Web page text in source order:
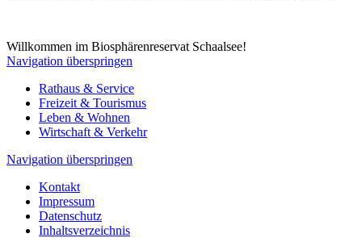
Willkommen im Biosphärenreservat Schaalsee!
Navigation überspringen
Rathaus & Service
Freizeit & Tourismus
Leben & Wohnen
Wirtschaft & Verkehr
Navigation überspringen
Kontakt
Impressum
Datenschutz
Inhaltsverzeichnis